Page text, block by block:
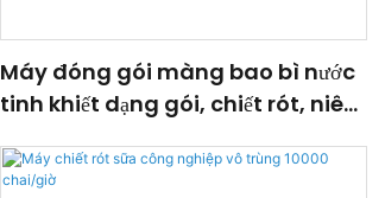
Máy đóng gói màng bao bì nước
tinh khiết dạng gói, chiết rót, niêm